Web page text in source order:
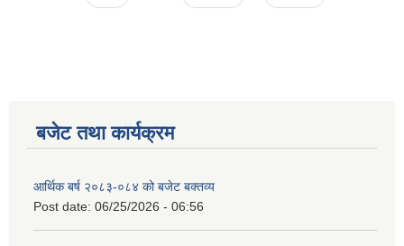
बजेट तथा कार्यक्रम
आर्थिक बर्ष २०८३-०८४ को बजेट बक्तव्य
Post date: 06/25/2026 - 06:56